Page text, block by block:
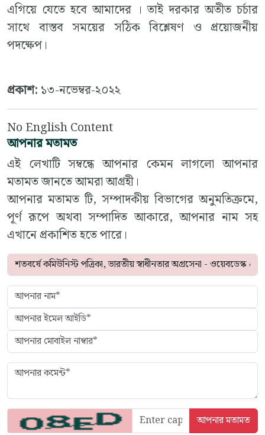
এগিয়ে যেতে হবে আমাদের । তাই দরকার অতীত চর্চার
সাথে বাস্তব সময়ের সঠিক বিশ্লেষণ ও প্রয়োজনীয়
পদক্ষেপ।
প্রকাশ: ১৩-নভেম্বর-২০২২
No English Content
আপনার মতামত
এই লেখাটি সম্বন্ধে আপনার কেমন লাগলো আপনার
মতামত জানতে আমরা আগ্রহী।
আপনার মতামত টি, সম্পাদকীয় বিভাগের অনুমতিক্রমে,
পূর্ণ রূপে অথবা সম্পাদিত আকারে, আপনার নাম সহ
এখানে প্রকাশিত হতে পারে।